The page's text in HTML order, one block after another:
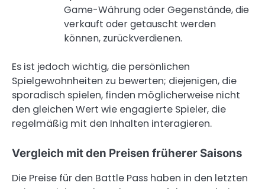
Game-Währung oder Gegenstände, die
verkauft oder getauscht werden
können, zurückverdienen.
Es ist jedoch wichtig, die persönlichen
Spielgewohnheiten zu bewerten; diejenigen, die
sporadisch spielen, finden möglicherweise nicht
den gleichen Wert wie engagierte Spieler, die
regelmäßig mit den Inhalten interagieren.
Vergleich mit den Preisen früherer Saisons
Die Preise für den Battle Pass haben in den letzten